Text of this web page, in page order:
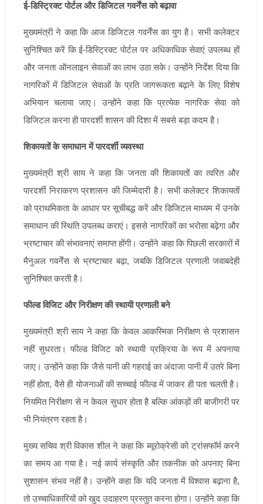
ई-डिस्ट्रिक्ट पोर्टल और डिजिटल गवर्नेंस को बढ़ावा
मुख्यमंत्री ने कहा कि आज डिजिटल गवर्नेंस का युग है। सभी कलेक्टर
सुनिश्चित करें कि ई-डिस्ट्रिक्ट पोर्टल पर अधिकाधिक सेवाएं उपलब्ध हों
और जनता ऑनलाइन सेवाओं का लाभ उठा सके। उन्होंने निर्देश दिया कि
नागरिकों में डिजिटल सेवाओं के प्रति जागरूकता बढ़ाने के लिए विशेष
अभियान चलाया जाए। उन्होंने कहा कि प्रत्येक नागरिक सेवा को
डिजिटल करना ही पारदर्शी शासन की दिशा में सबसे बड़ा कदम है।
शिकायतों के समाधान में पारदर्शी व्यवस्था
मुख्यमंत्री श्री साय ने कहा कि जनता की शिकायतों का त्वरित और
पारदर्शी निराकरण प्रशासन की जिम्मेदारी है। सभी कलेक्टर शिकायतों
को प्राथमिकता के आधार पर सूचीबद्ध करें और डिजिटल माध्यम में उनके
समाधान की स्थिति उपलब्ध कराएं। इससे नागरिकों का भरोसा बढ़ेगा और
भ्रष्टाचार की संभावनाएं समाप्त होंगी। उन्होंने कहा कि पिछली सरकारों में
मैनुअल गवर्नेंस से भ्रष्टाचार बढ़ा, जबकि डिजिटल प्रणाली जवाबदेही
सुनिश्चित करती है।
फील्ड विजिट और निरीक्षण की स्थायी प्रणाली बने
मुख्यमंत्री श्री साय ने कहा कि केवल आकस्मिक निरीक्षण से प्रशासन
नहीं सुधरता। फील्ड विजिट को स्थायी प्रक्रिया के रूप में अपनाया
जाए। उन्होंने कहा कि जैसे पानी की गहराई का अंदाजा पानी में उतरे बिना
नहीं होता, वैसे ही योजनाओं की सच्चाई फील्ड में जाकर ही पता चलती है।
नियमित निरीक्षण से न केवल सुधार होता है बल्कि आंकड़ों की बाजीगरी पर
भी नियंत्रण रहता है।
मुख्य सचिव श्री विकास शील ने कहा कि ब्यूरोक्रेसी को ट्रांसफॉर्म करने
का समय आ गया है। नई कार्य संस्कृति और तकनीक को अपनाए बिना
सुशासन संभव नहीं है। उन्होंने कहा कि यदि जनता में विश्वास बढ़ाना है,
तो उच्चाधिकारियों को खुद उदाहरण प्रस्तुत करना होगा। उन्होंने कहा कि